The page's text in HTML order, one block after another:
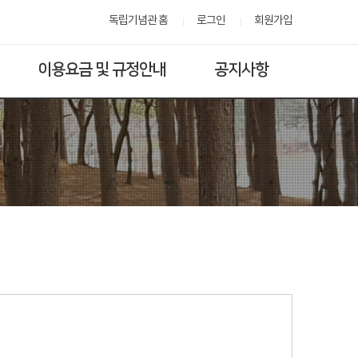
독립기념관 홈 로그인 회원가입
이용요금 및 규정안내 공지사항